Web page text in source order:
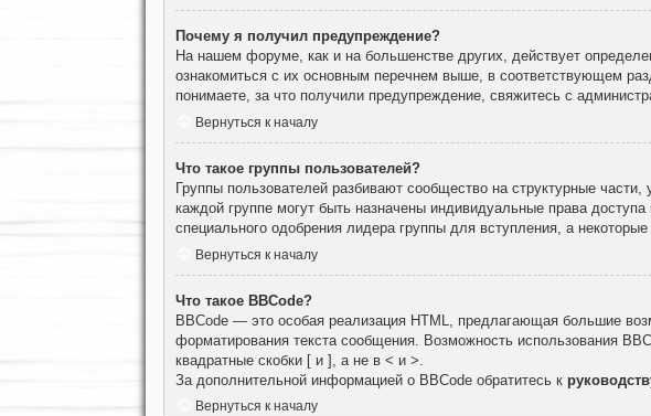
Почему я получил предупреждение?
На нашем форуме, как и на большенстве других, действует
ознакомиться с их основным перечнем выше, в соответствующем
понимаете, за что получили предупреждение, свяжитесь с
Вернуться к началу
Что такое группы пользователей?
Группы пользователей разбивают сообщество на структурные
каждой группе могут быть назначены индивидуальные права
специального одобрения лидера группы для вступления, а
Вернуться к началу
Что такое BBCode?
BBCode — это особая реализация HTML, предлагающая большие
форматирования текста сообщения. Возможность использования
квадратные скобки [ и ], а не в < и >.
За дополнительной информацией о BBCode обратитесь к
Вернуться к началу